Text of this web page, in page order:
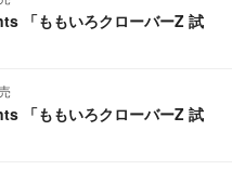
「ももいろクローバーZ 試
「ももいろクローバーZ 試